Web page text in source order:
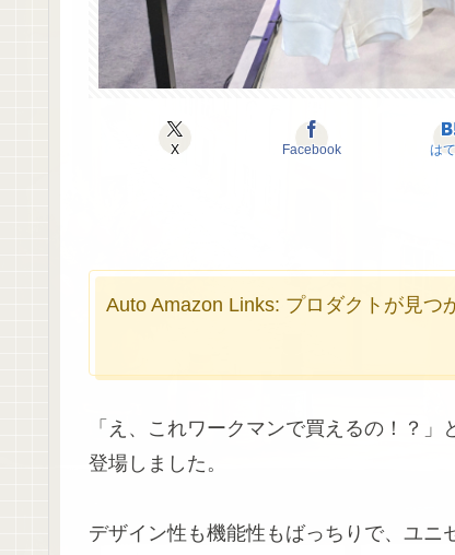
X Facebook は
Auto Amazon Links: プロダクトが見つ
「え、これワークマンで買えるの！？
登場しました。
デザイン性も機能性もばっちりで、ユ